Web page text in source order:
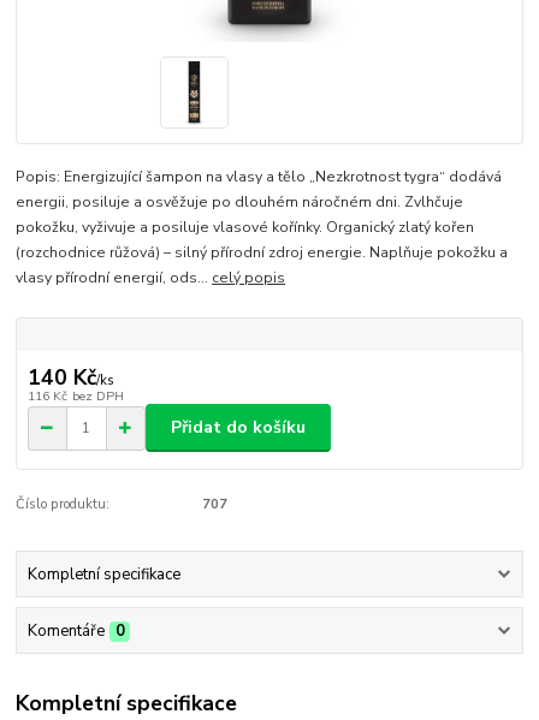
Popis: Energizující šampon na vlasy a tělo „Nezkrotnost tygra“ dodává
energii, posiluje a osvěžuje po dlouhém náročném dni. Zvlhčuje
pokožku, vyživuje a posiluje vlasové kořínky. Organický zlatý kořen
(rozchodnice růžová) – silný přírodní zdroj energie. Naplňuje pokožku a
vlasy přírodní energií, ods... celý popis
140 Kč/ks
116 Kč bez DPH
Přidat do košíku
Číslo produktu: 707
Kompletní specifikace
Komentáře 0
Kompletní specifikace